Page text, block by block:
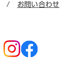
お問い合わせ